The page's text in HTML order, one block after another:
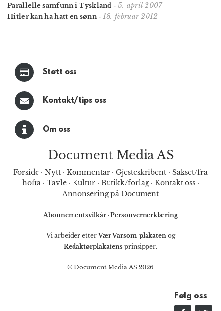
Parallelle samfunn i Tyskland - 5. april 2007
Hitler kan ha hatt en sønn- 18. februar 2012
Støtt oss
Kontakt/tips oss
Om oss
Document Media AS
Forside · Nytt · Kommentar · Gjesteskribent · Sakset/fra
hofta· Tavle· Kultur· Butikk/forlag· Kontakt oss·
Annonsering på Document
Abonnementsvilkår · Personvernerklæring
Vi arbeider etterVær Varsom-plakatenog
Redaktørplakatens prinsipper.
© Document Media AS 2026
Følg oss